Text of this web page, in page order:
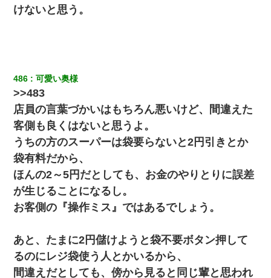
けないと思う。
486 可愛い奥様
>>483
店員の言葉づかいはもちろん悪いけど、間違えた
客側も良くはないと思うよ。
うちの方のスーパーは袋要らないと2円引きとか
袋有料だから、
ほんの2～5円だとしても、お金のやりとりに誤差
が生じることになるし。
お客側の『操作ミス』ではあるでしょう。
あと、たまに2円儲けようと袋不要ボタン押して
るのにレジ袋使う人とかいるから、
間違えだとしても、傍から見ると同じ輩と思われ